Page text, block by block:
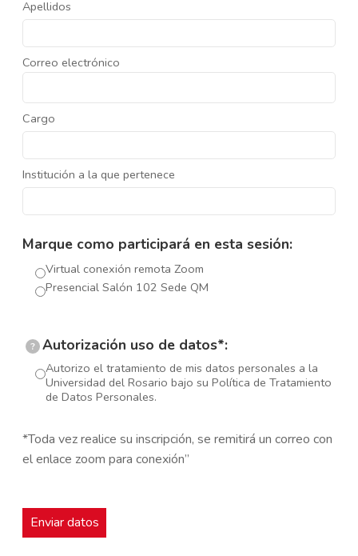
Apellidos
Correo electrónico
Cargo
Institución a la que pertenece
Marque como participará en esta sesión:
Virtual conexión remota Zoom
Presencial Salón 102 Sede QM
? Autorización uso de datos*:
Autorizo el tratamiento de mis datos personales a la
Universidad del Rosario bajo su Política de Tratamiento
de Datos Personales.
*Toda vez realice su inscripción, se remitirá un correo con
el enlace zoom para conexión”